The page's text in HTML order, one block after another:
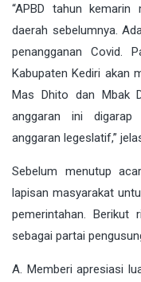
“APBD tahun kemarin
daerah sebelumnya.
penangganan Covid.
Kabupaten Kediri akan
Mas Dhito dan Mbak
anggaran ini
anggaran legeslatif,”
Sebelum menutup
lapisan masyarakat
pemerintahan. Berikut
sebagai partai
A. Memberi apresiasi